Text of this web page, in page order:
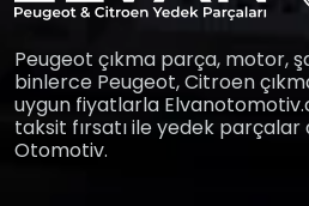
Peugeot çıkma parça, motor,
binlerce Peugeot, Citroen
uygun fiyatlarla
taksit fırsatı ile yedek parçalar
Otomotiv.